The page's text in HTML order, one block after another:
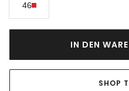
46
IN DEN
SHOP